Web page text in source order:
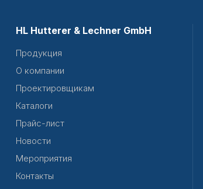
HL Hutterer & Lechner GmbH
Продукция
О компании
Проектировщикам
Каталоги
Прайс-лист
Новости
Мероприятия
Контакты